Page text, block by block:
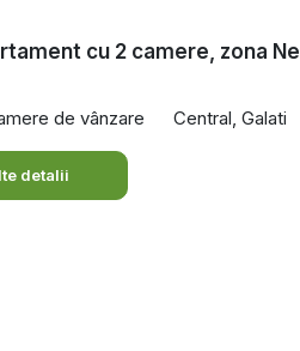
cu 2 camere, zona
de vânzare Central, Galati
detalii